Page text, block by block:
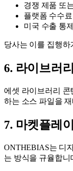
경쟁 제품 또
플랫폼 수수
미국 수출 통
당사는 이를 집행
6. 라이브러
에셋 라이브러리
하는 소스 파일을
7. 마켓플레
ONTHEBIAS는 디
는 방식을 규율합니